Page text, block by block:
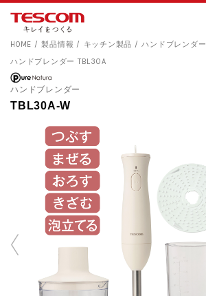
HOME 製品情報 キッチン製品
ハンドブレンダー
ハンドブレンダー TBL30A
ハンドブレンダー
TBL30A-W